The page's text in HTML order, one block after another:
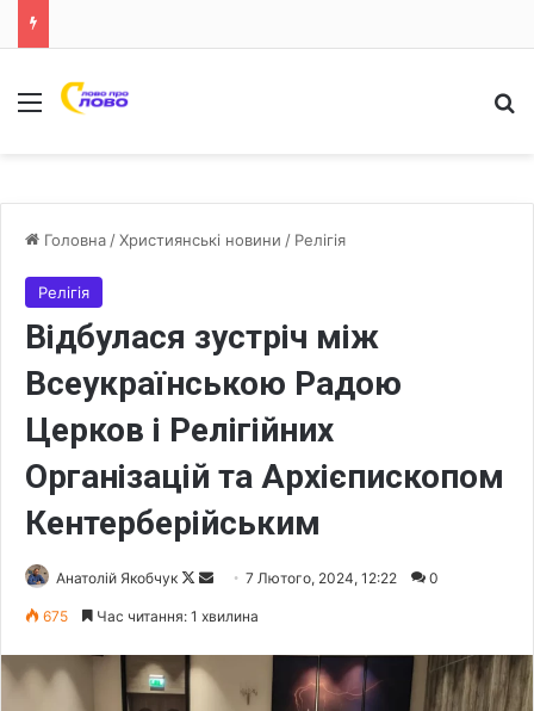
Меню
Головна /Християнські новини / Релігія
Релігія
Відбулася зустріч між
Всеукраїнською Радою
Церков і Релігійних
Організацій та Архієпископом
Кентерберійським
Анатолій Якобчук
F
l
a
7 Лютого, 2024, 12:22 0
675 Час читання: 1 хвилина